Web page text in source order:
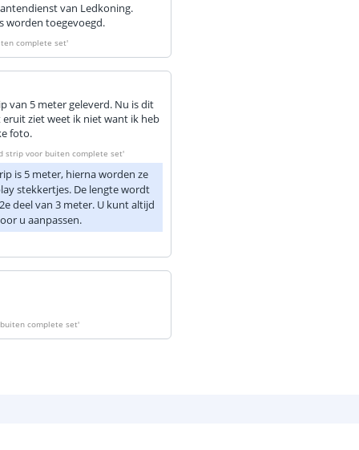
van Ledkoning.
worden toegevoegd.
complete set'
van 5 meter geleverd. Nu is dit
ziet weet ik niet want ik heb
foto.
strip voor buiten complete set'
is 5 meter, hierna worden ze
stekkertjes. De lengte wordt
deel van 3 meter. U kunt altijd
u aanpassen.
complete set'